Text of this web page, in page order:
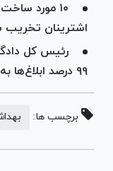
۱۰ مورد
اشترینان
رئیس کل
۹۹ درصد ابلاغ‌ها به صورت الکترونیک صادر می‌شود
برچسب ها: